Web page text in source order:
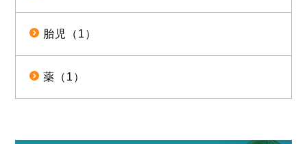
胎児（1）
薬（1）